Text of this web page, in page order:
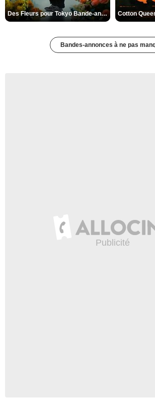
Des Fleurs pour Tokyo Bande-annonce VO STFR
Bandes-annonces à ne pas